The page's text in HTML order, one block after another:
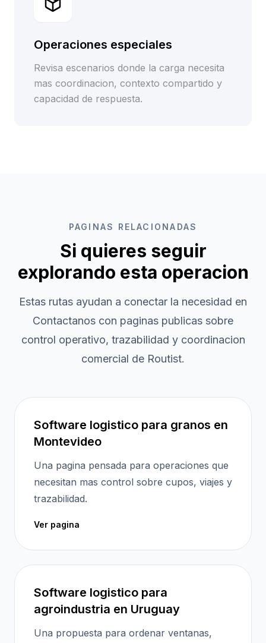
Operaciones especiales
Revisa escenarios donde la carga necesita
mas coordinacion, contexto compartido y
capacidad de respuesta.
PAGINAS RELACIONADAS
Si quieres seguir
explorando esta operacion
Estas rutas ayudan a conectar la necesidad en
Contactanos con paginas publicas sobre
control operativo, trazabilidad y coordinacion
comercial de Routist.
Software logistico para granos en
Montevideo
Una pagina pensada para operaciones que
necesitan mas control sobre cupos, viajes y
trazabilidad.
Ver pagina
Software logistico para
agroindustria en Uruguay
Una propuesta para ordenar ventanas,